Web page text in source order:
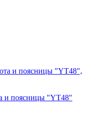
и поясницы "YT48"